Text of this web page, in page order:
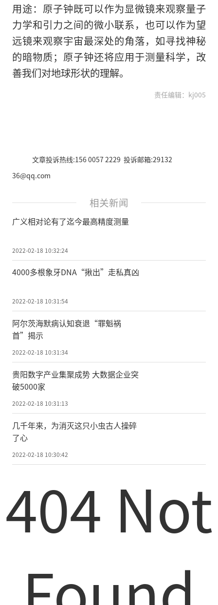
用途：原子钟既可以作为显微镜来观察量子
力学和引力之间的微小联系，也可以作为望
远镜来观察宇宙最深处的角落，如寻找神秘
的暗物质；原子钟还将应用于测量科学，改
善我们对地球形状的理解。
责任编辑：kj005
文章投诉热线:156 0057 2229 投诉邮箱:29132
36@qq.com
相关新闻
广义相对论有了迄今最高精度测量
2022-02-18 10:32:24
4000多根象牙DNA“揪出”走私真凶
2022-02-18 10:31:54
阿尔茨海默病认知衰退“罪魁祸
首”揭示
2022-02-18 10:31:34
贵阳数字产业集聚成势 大数据企业突
破5000家
2022-02-18 10:31:13
几千年来，为消灭这只小虫古人操碎
了心
2022-02-18 10:30:42
404 Not